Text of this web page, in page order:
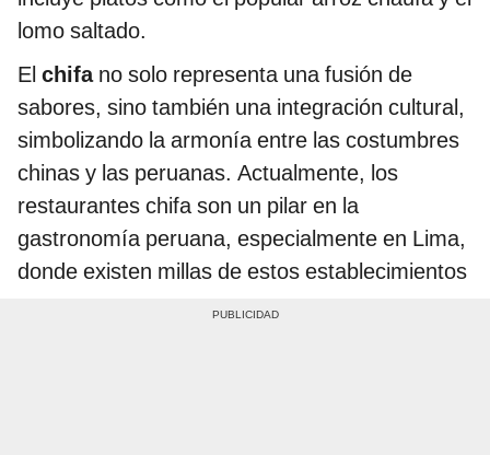
lomo saltado.
El chifa no solo representa una fusión de
sabores, sino también una integración cultural,
simbolizando la armonía entre las costumbres
chinas y las peruanas. Actualmente, los
restaurantes chifa son un pilar en la
gastronomía peruana, especialmente en Lima,
donde existen millas de estos establecimientos